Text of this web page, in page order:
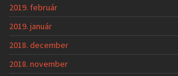
2019. február
2019. január
2018. december
2018. november